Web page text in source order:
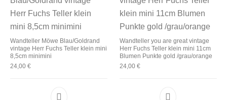
Wandteller Möwe Blau/Goldrand
vintage Herr Fuchs Teller klein mini
8,5cm minimini
24,00€
Wandteller you are great vintage
Herr Fuchs Teller klein mini 11cm
Blumen Punkte gold /grau/orange
24,00 €